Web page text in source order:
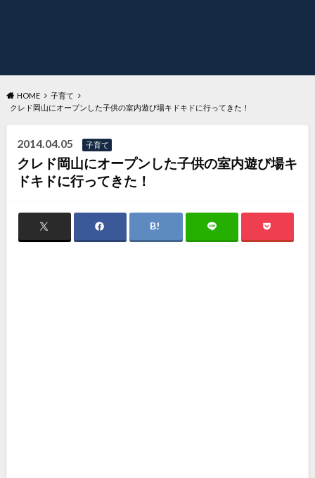
HOME
子育て
クレド岡山にオープンした子供の室内遊び場キドキドに行ってきた！
2014.04.05 子育て
クレド岡山にオープンした子供の室内遊び場キ
ドキドに行ってきた！